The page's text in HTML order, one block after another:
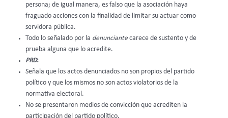
persona; de igual manera, es falso que la asociación haya
fraguado acciones con la finalidad de limitar su actuar como
servidora pública.
Todo lo señalado por la denunciantecarece de sustento y de
prueba alguna que lo acredite.
PRD:
Señala que los actos denunciados no son propios del partido
político y que los mismos no son actos violatorios de la
normativa electoral.
No se presentaron medios de convicción que acrediten la
participación del partido político.